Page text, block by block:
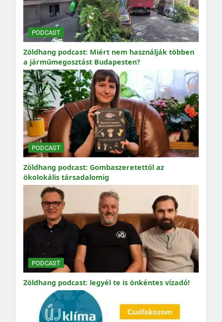
PODCAST
Zöldhang podcast: Miért nem használják többen
a járműmegosztást Budapesten?
PODCAST
Zöldhang podcast: Gombaszeretettől az
ökolokális társadalomig
PODCAST
Zöldhang podcast: legyél te is önkéntes vízadó!